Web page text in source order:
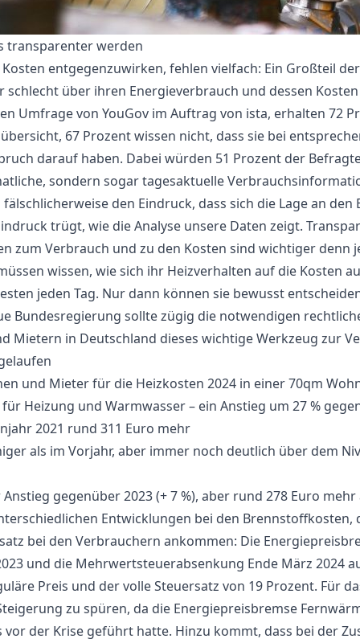
transparenter werden
entgegenzuwirken, fehlen vielfach: Ein Großteil
schlecht über ihren Energieverbrauch und dessen
Umfrage von YouGov im Auftrag von ista, erhalten 72
67 Prozent wissen nicht, dass sie bei
darauf haben. Dabei würden 51 Prozent der
sondern sogar tagesaktuelle
fälschlicherweise den Eindruck, dass sich die Lage an
trügt, wie die Analyse unsere Daten zeigt.
zum Verbrauch und zu den Kosten sind wichtiger denn
wissen, wie sich ihr Heizverhalten auf die Kosten
jeden Tag. Nur dann können sie bewusst
Bundesregierung sollte zügig die notwendigen
Mietern in Deutschland dieses wichtige Werkzeug zur
und Mieter für die Heizkosten 2024 in einer 70qm
Heizung und Warmwasser – ein Anstieg um 27 %
2021 rund 311 Euro mehr
als im Vorjahr, aber immer noch deutlich über dem
gegenüber 2023 (+ 7 %), aber rund 278 Euro
Entwicklungen bei den Brennstoffkosten,
bei den Verbrauchern ankommen: Die
und die Mehrwertsteuerabsenkung Ende März 2024
Preis und der volle Steuersatz von 19 Prozent. Für
zu spüren, da die Energiepreisbremse
vor der Krise geführt hatte. Hinzu kommt, dass bei der